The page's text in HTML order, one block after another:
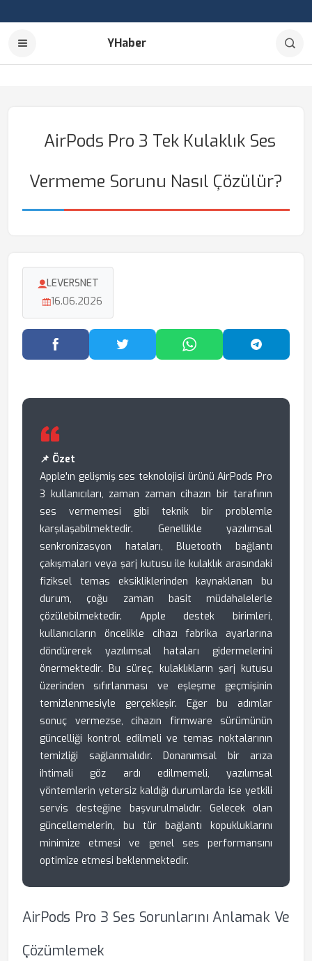
YHaber
AirPods Pro 3 Tek Kulaklık Ses
Vermeme Sorunu Nasıl Çözülür?
LEVERSNET
16.06.2026
Facebook'ta PaylaşTwitter'da PaylaşWhatsApp'ta Paylaş
📌 Özet
Apple'ın gelişmiş ses teknolojisi ürünü AirPods Pro
3 kullanıcıları, zaman zaman cihazın bir tarafının
ses vermemesi gibi teknik bir problemle
karşılaşabilmektedir. Genellikle yazılımsal
senkronizasyon hataları, Bluetooth bağlantı
çakışmaları veya şarj kutusu ile kulaklık arasındaki
fiziksel temas eksikliklerinden kaynaklanan bu
durum, çoğu zaman basit müdahalelerle
çözülebilmektedir. Apple destek birimleri,
kullanıcıların öncelikle cihazı fabrika ayarlarına
döndürerek yazılımsal hataları gidermelerini
önermektedir. Bu süreç, kulaklıkların şarj kutusu
üzerinden sıfırlanması ve eşleşme geçmişinin
temizlenmesiyle gerçekleşir. Eğer bu adımlar
sonuç vermezse, cihazın firmware sürümünün
güncelliği kontrol edilmeli ve temas noktalarının
temizliği sağlanmalıdır. Donanımsal bir arıza
ihtimali göz ardı edilmemeli, yazılımsal
yöntemlerin yetersiz kaldığı durumlarda ise yetkili
servis desteğine başvurulmalıdır. Gelecek olan
güncellemelerin, bu tür bağlantı kopukluklarını
minimize etmesi ve genel ses performansını
optimize etmesi beklenmektedir.
AirPods Pro 3 Ses Sorunlarını Anlamak Ve
Çözümlemek